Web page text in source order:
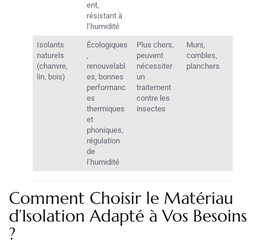
ent,
résistant à
l’humidité
Isolants
naturels
(chanvre,
lin, bois)
Écologiques
,
renouvelabl
es, bonnes
performanc
es
thermiques
et
phoniques,
régulation
de
l’humidité
Plus chers,
peuvent
nécessiter
un
traitement
contre les
insectes
Murs,
combles,
planchers
Comment Choisir le Matériau
d’Isolation Adapté à Vos Besoins
?